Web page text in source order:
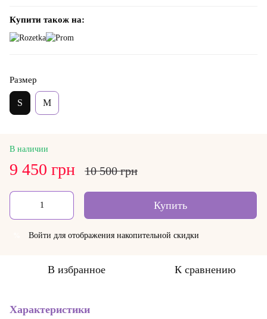
Купити також на:
Размер
S M
В наличии
9 450 грн 10 500 грн
Купить
Войти для отображения накопительной скидки
В избранное К сравнению
Характеристики